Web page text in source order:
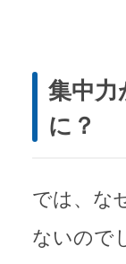
集中力
に？
では、な
ないので